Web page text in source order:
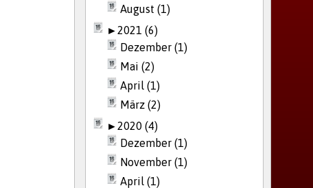
August (1)
►2021 (6)
Dezember (1)
Mai (2)
April (1)
März (2)
►2020 (4)
Dezember (1)
November (1)
April (1)